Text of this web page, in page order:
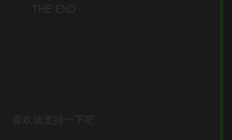
THE END
喜欢就支持一下吧